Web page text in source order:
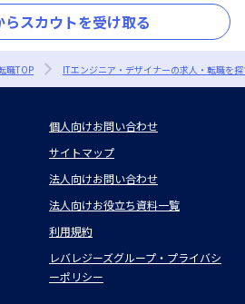
スカウトを受け取る
職TOP ITエンジニア・デザイナーの求人・転職を
個人向けお問い合わせ
サイトマップ
法人向けお問い合わせ
法人向けお役立ち資料一覧
利用規約
レバレジーズグループ・プライバシ
ーポリシー